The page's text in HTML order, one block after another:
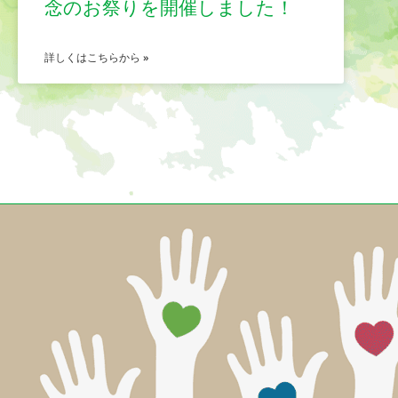
念のお祭りを開催しました！
詳しくはこちらから »